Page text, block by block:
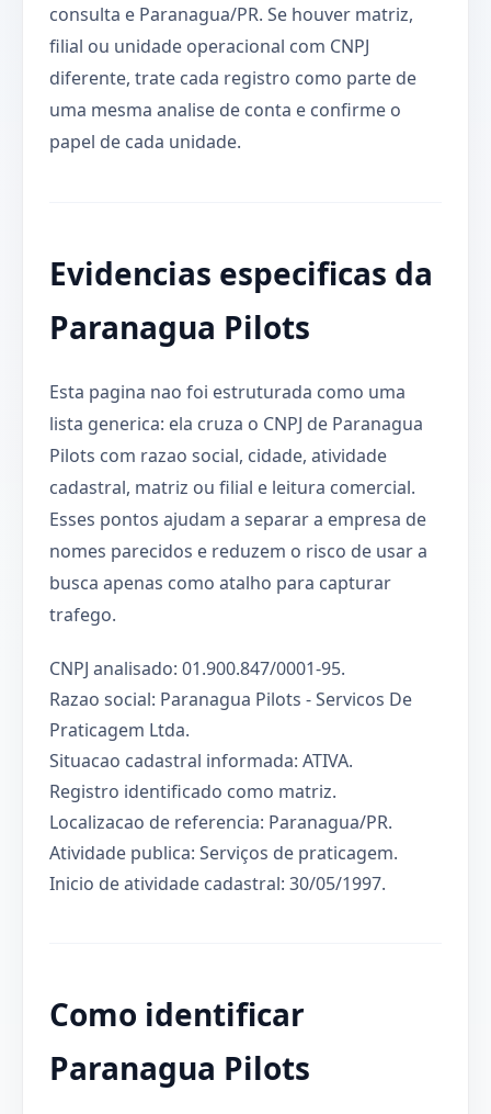
consulta e Paranagua/PR. Se houver matriz,
filial ou unidade operacional com CNPJ
diferente, trate cada registro como parte de
uma mesma analise de conta e confirme o
papel de cada unidade.
Evidencias especificas da
Paranagua Pilots
Esta pagina nao foi estruturada como uma
lista generica: ela cruza o CNPJ de Paranagua
Pilots com razao social, cidade, atividade
cadastral, matriz ou filial e leitura comercial.
Esses pontos ajudam a separar a empresa de
nomes parecidos e reduzem o risco de usar a
busca apenas como atalho para capturar
trafego.
CNPJ analisado: 01.900.847/0001-95.
Razao social: Paranagua Pilots - Servicos De
Praticagem Ltda.
Situacao cadastral informada: ATIVA.
Registro identificado como matriz.
Localizacao de referencia: Paranagua/PR.
Atividade publica: Serviços de praticagem.
Inicio de atividade cadastral: 30/05/1997.
Como identificar
Paranagua Pilots